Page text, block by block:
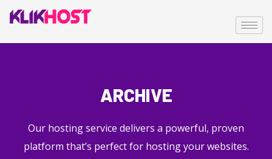
ARCHIVE
Our hosting service delivers a powerful, proven
platform that’s perfect for hosting your websites.